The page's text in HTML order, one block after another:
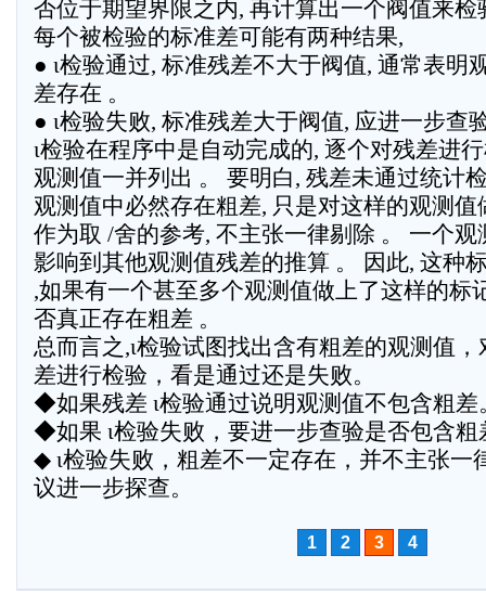
否位于期望界限之内, 再计算出一个阀值来
每个被检验的标准差可能有两种结果,
● ι检验通过, 标准残差不大于阀值, 通常表明
差存在 。
● ι检验失败, 标准残差大于阀值, 应进一步查
ι检验在程序中是自动完成的, 逐个对残差进
观测值一并列出 。 要明白, 残差未通过统计
观测值中必然存在粗差, 只是对这样的观测值
作为取 /舍的参考, 不主张一律剔除 。 一个
影响到其他观测值残差的推算 。 因此, 这种
,如果有一个甚至多个观测值做上了这样的标
否真正存在粗差 。
总而言之,ι检验试图找出含有粗差的观测值，
差进行检验，看是通过还是失败。
◆如果残差 ι检验通过说明观测值不包含粗差
◆如果 ι检验失败，要进一步查验是否包含粗
◆ ι检验失败，粗差不一定存在，并不主张一
议进一步探查。
1 2 3 4